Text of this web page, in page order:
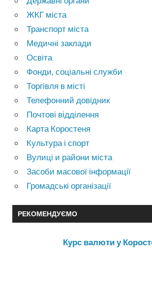
ЖКГ міста
Транспорт міста
Медичні заклади
Освіта
Фонди, соціальні служби
Торгівля в місті
Телефонний довідник
Почтові відділення
Карта Коростеня
Культура і спорт
Вулиці и райони міста
Засоби масової інформації
Громадські організації
РЕКОМЕНДУЄМО
Курс валюти у